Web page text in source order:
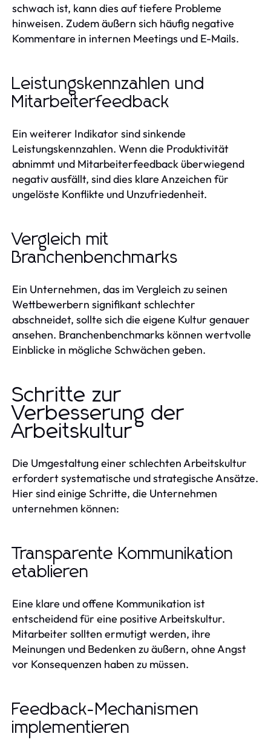
schwach ist, kann dies auf tiefere Probleme
hinweisen. Zudem äußern sich häufig negative
Kommentare in internen Meetings und E-Mails.
Leistungskennzahlen und
Mitarbeiterfeedback
Ein weiterer Indikator sind sinkende
Leistungskennzahlen. Wenn die Produktivität
abnimmt und Mitarbeiterfeedback überwiegend
negativ ausfällt, sind dies klare Anzeichen für
ungelöste Konflikte und Unzufriedenheit.
Vergleich mit
Branchenbenchmarks
Ein Unternehmen, das im Vergleich zu seinen
Wettbewerbern signifikant schlechter
abschneidet, sollte sich die eigene Kultur genauer
ansehen. Branchenbenchmarks können wertvolle
Einblicke in mögliche Schwächen geben.
Schritte zur
Verbesserung der
Arbeitskultur
Die Umgestaltung einer schlechten Arbeitskultur
erfordert systematische und strategische Ansätze.
Hier sind einige Schritte, die Unternehmen
unternehmen können:
Transparente Kommunikation
etablieren
Eine klare und offene Kommunikation ist
entscheidend für eine positive Arbeitskultur.
Mitarbeiter sollten ermutigt werden, ihre
Meinungen und Bedenken zu äußern, ohne Angst
vor Konsequenzen haben zu müssen.
Feedback-Mechanismen
implementieren